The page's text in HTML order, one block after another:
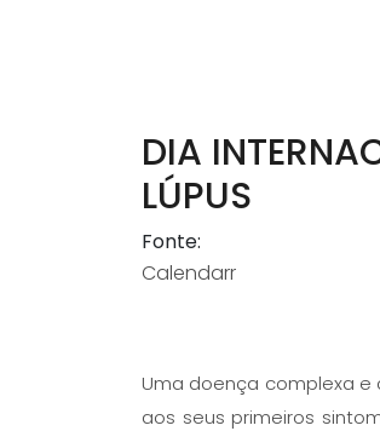
DIA
LÚPUS
Fonte:
Calendarr
Uma doença complexa
aos seus primeiros